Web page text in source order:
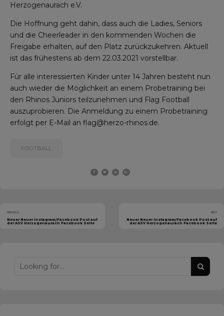
Herzogenaurach e.V.
Die Hoffnung geht dahin, dass auch die Ladies, Seniors
und die Cheerleader in den kommenden Wochen die
Freigabe erhalten, auf den Platz zurückzukehren. Aktuell
ist das frühestens ab dem 22.03.2021 vorstellbar.
Für alle interessierten Kinder unter 14 Jahren besteht nun
auch wieder die Möglichkeit an einem Probetraining bei
den Rhinos Juniors teilzunehmen und Flag Football
auszuprobieren. Die Anmeldung zu einem Probetraining
erfolgt per E-Mail an flag@herzo-rhinos.de.
FOOTBALL
PREVIOUS
Neuer Neuer Instagram/Facebook Post auf
der ASV Herzogenaurach Facebook Seite
NEXT
Neuer Neuer Instagram/Facebook Post auf
der ASV Herzogenaurach Facebook Seite